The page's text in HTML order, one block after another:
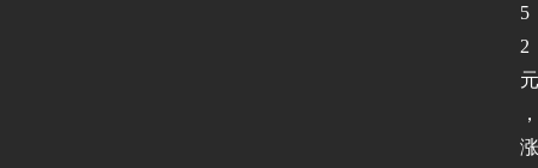
5
2
元
，
涨